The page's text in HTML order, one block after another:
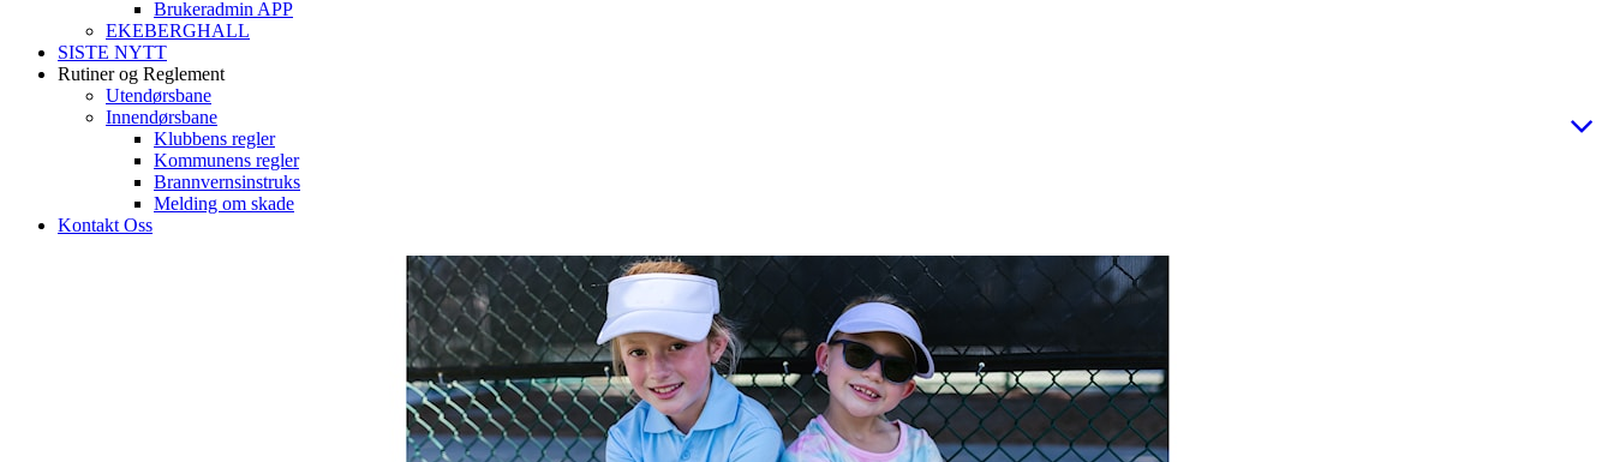
Brukeradmin APP
EKEBERGHALL
SISTE NYTT
Rutiner og Reglement
Utendørsbane
Innendørsbane
Klubbens regler
Kommunens regler
Brannvernsinstruks
Melding om skade
Kontakt Oss